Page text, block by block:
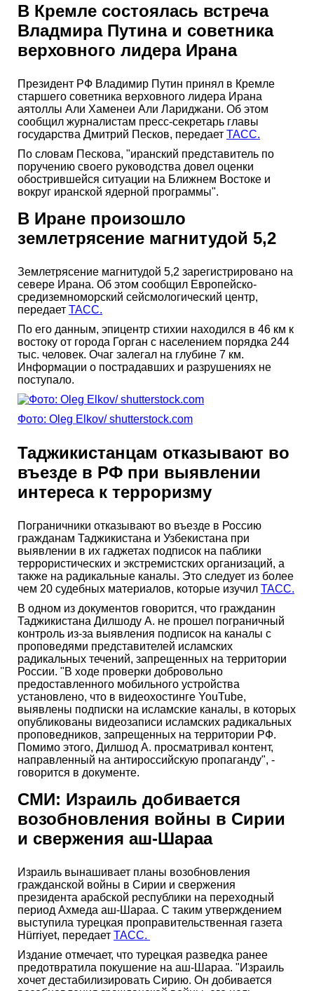
В Кремле состоялась встреча
Владмира Путина и советника
верховного лидера Ирана
Президент РФ Владимир Путин принял в Кремле
старшего советника верховного лидера Ирана
аятоллы Али Хаменеи Али Лариджани. Об этом
сообщил журналистам пресс-секретарь главы
государства Дмитрий Песков, передает ТАСС.
По словам Пескова, "иранский представитель по
поручению своего руководства довел оценки
обострившейся ситуации на Ближнем Востоке и
вокруг иранской ядерной программы".
В Иране произошло
землетрясение магнитудой 5,2
Землетрясение магнитудой 5,2 зарегистрировано на
севере Ирана. Об этом сообщил Европейско-
средиземноморский сейсмологический центр,
передает ТАСС.
По его данным, эпицентр стихии находился в 46 км к
востоку от города Горган с населением порядка 244
тыс. человек. Очаг залегал на глубине 7 км.
Информации о пострадавших и разрушениях не
поступало.
Фото: Oleg Elkov/ shutterstock.com
Таджикистанцам отказывают во
въезде в РФ при выявлении
интереса к терроризму
Пограничники отказывают во въезде в Россию
гражданам Таджикистана и Узбекистана при
выявлении в их гаджетах подписок на паблики
террористических и экстремистских организаций, а
также на радикальные каналы. Это следует из более
чем 20 судебных материалов, которые изучил ТАСС.
В одном из документов говорится, что гражданин
Таджикистана Дилшоду А. не прошел пограничный
контроль из-за выявления подписок на каналы с
проповедями представителей исламских
радикальных течений, запрещенных на территории
России. "В ходе проверки добровольно
предоставленного мобильного устройства
установлено, что в видеохостинге YouTube,
выявлены подписки на исламские каналы, в которых
опубликованы видеозаписи исламских радикальных
проповедников, запрещенных на территории РФ.
Помимо этого, Дилшод А. просматривал контент,
направленный на антироссийскую пропаганду", -
говорится в документе.
СМИ: Израиль добивается
возобновления войны в Сирии
и свержения аш-Шараа
Израиль вынашивает планы возобновления
гражданской войны в Сирии и свержения
президента арабской республики на переходный
период Ахмеда аш-Шараа. С таким утверждением
выступила турецкая проправительственная газета
Hürriyet, передает ТАСС.
Издание отмечает, что турецкая разведка ранее
предотвратила покушение на аш-Шараа. "Израиль
хочет дестабилизировать Сирию. Он добивается